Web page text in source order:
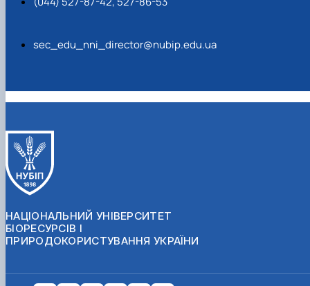
sec_edu_nni_director@nubip.edu.ua
НАЦІОНАЛЬНИЙ УНІВЕРСИТЕТ
БІОРЕСУРСІВ І
ПРИРОДОКОРИСТУВАННЯ УКРАЇНИ